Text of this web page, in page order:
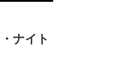
ナイト